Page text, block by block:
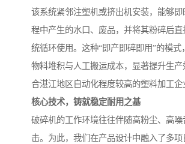
该系统紧邻注塑机或挤出机安装，能够
程中产生的水口、废品，并将其粉碎后直
统循环使用。这种“即产即碎即用”的模式
物料堆积与人工搬运成本，显著提升生
合湛江地区自动化程度较高的塑料加工企
核心技术，铸就稳定耐用之基
破碎机的工作环境往往伴随高粉尘、高噪
击。为此，我们在产品设计中融入了多